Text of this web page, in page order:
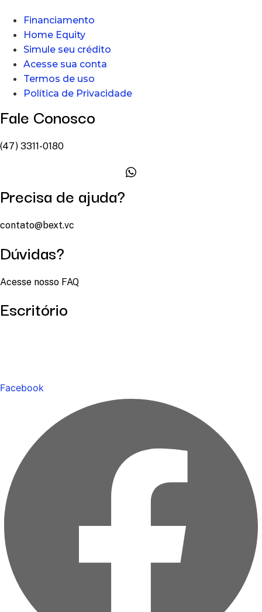
Financiamento
Home Equity
Simule seu crédito
Acesse sua conta
Termos de uso
Política de Privacidade
Fale Conosco
(47) 3311-0180
Precisa de ajuda?
contato@bext.vc
Dúvidas?
Acesse nosso FAQ
Escritório
Facebook